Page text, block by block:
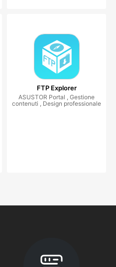
FTP Explorer
ASUSTOR Portal , Gestione
contenuti , Design professionale